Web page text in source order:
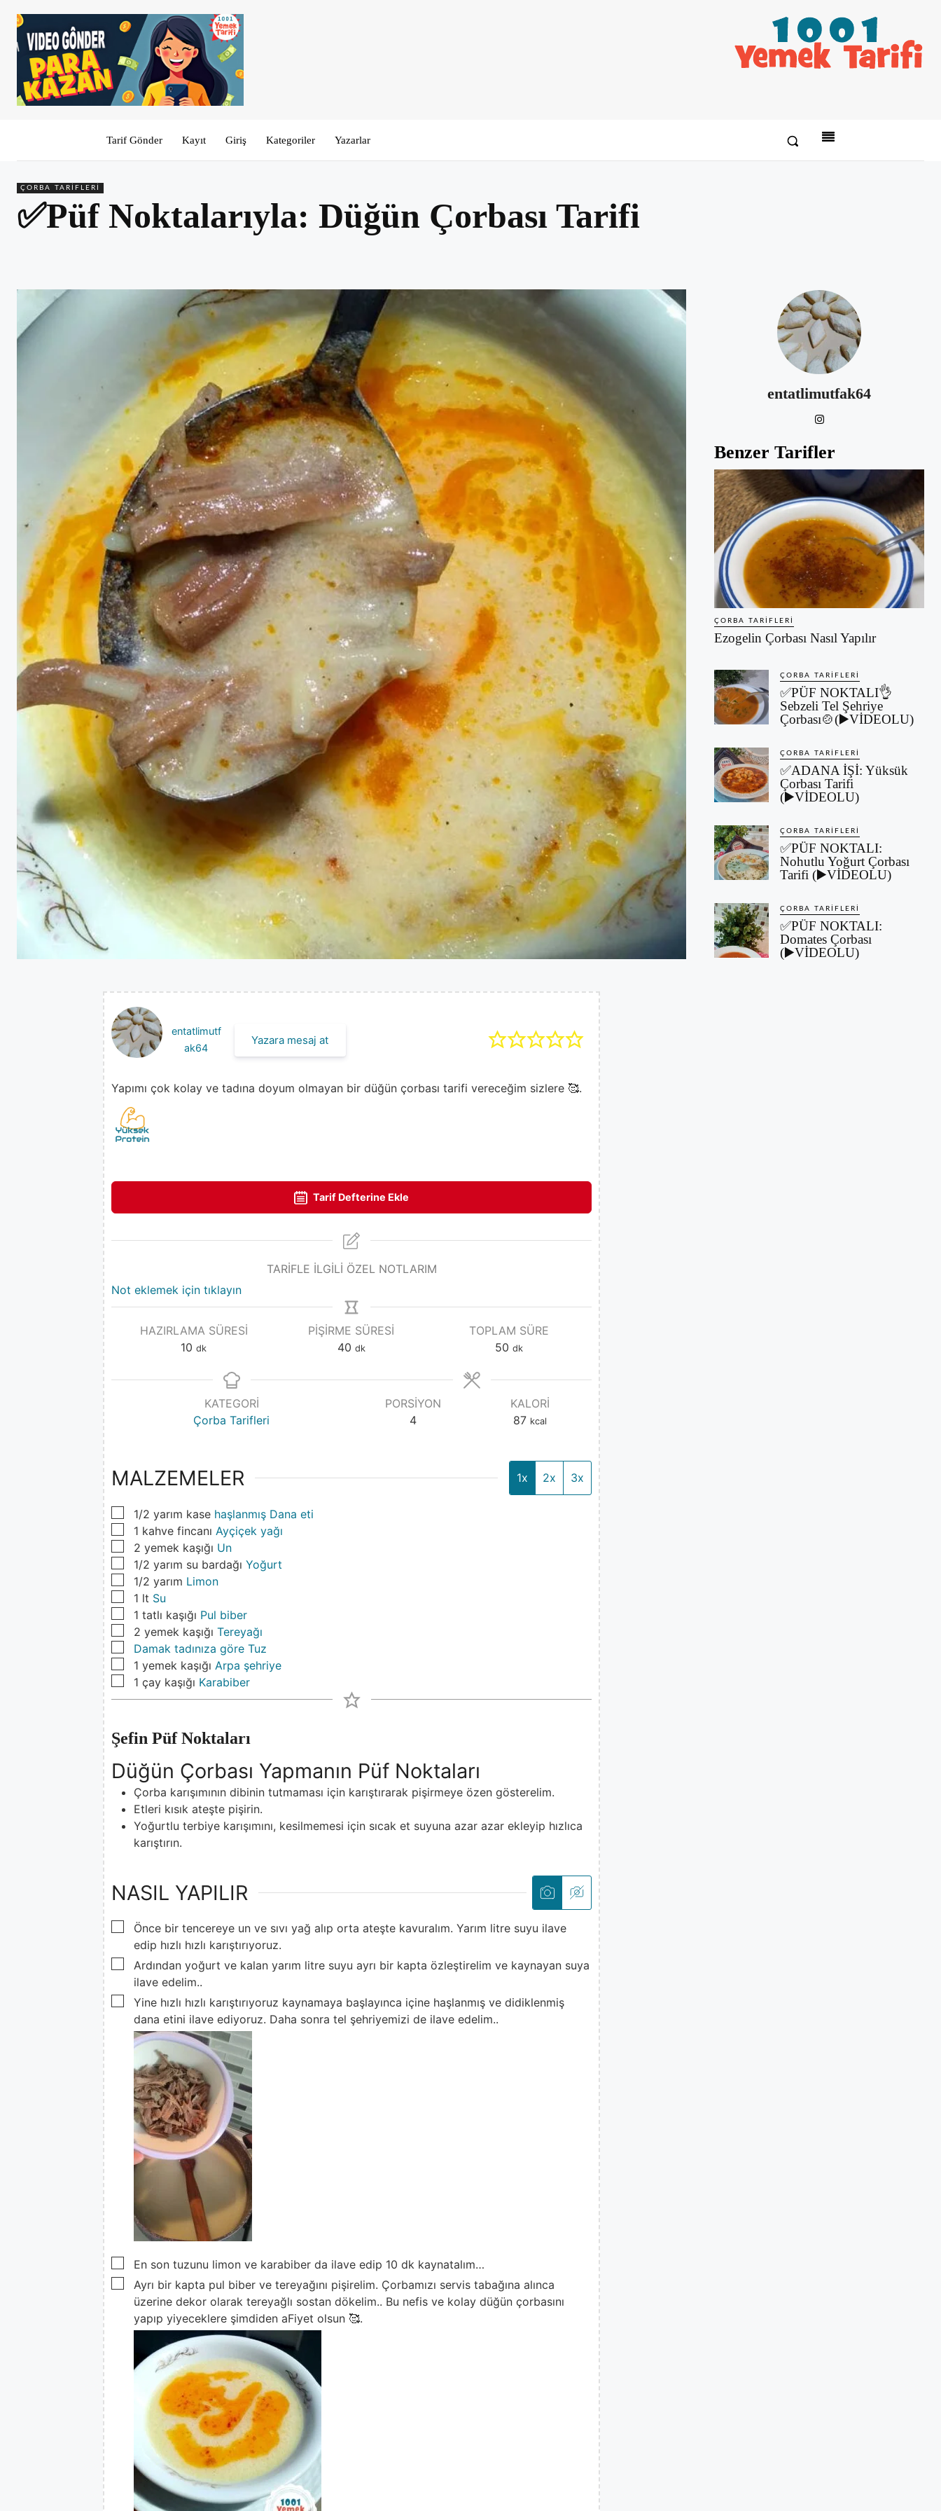
Tarif Gönder Kayıt Giriş Kategoriler Yazarlar
ÇORBA TARIFLERI
✅Püf Noktalarıyla: Düğün Çorbası Tarifi
entatlimutf
ak64
Yazara mesaj at
Yapımı çok kolay ve tadına doyum olmayan bir düğün çorbası tarifi vereceğim sizlere 🥰.
Tarif Defterine Ekle
TARİFLE İLGİLİ ÖZEL NOTLARIM
Not eklemek için tıklayın
HAZIRLAMA SÜRESI
10 dk
PIŞIRME SÜRESI
40 dk
TOPLAM SÜRE
50 dk
KATEGORI
Çorba Tarifleri
PORSIYON
4
KALORI
87 kcal
MALZEMELER 1x 2x 3x
▢
1/2 yarım kase haşlanmış Dana eti
▢
1 kahve fincanı Ayçiçek yağı
▢
2 yemek kaşığı Un
▢
1/2 yarım su bardağı Yoğurt
▢
1/2 yarım Limon
▢
1 lt Su
▢
1 tatlı kaşığı Pul biber
▢
2 yemek kaşığı Tereyağı
▢
Damak tadınıza göre Tuz
▢
1 yemek kaşığı Arpa şehriye
▢
1 çay kaşığı Karabiber
Şefin Püf Noktaları
Düğün Çorbası Yapmanın Püf Noktaları
Çorba karışımının dibinin tutmaması için karıştırarak pişirmeye özen gösterelim.
Etleri kısık ateşte pişirin.
Yoğurtlu terbiye karışımını, kesilmemesi için sıcak et suyuna azar azar ekleyip hızlıca
karıştırın.
NASIL YAPILIR
▢
Önce bir tencereye un ve sıvı yağ alıp orta ateşte kavuralım. Yarım litre suyu ilave
edip hızlı hızlı karıştırıyoruz.
▢
Ardından yoğurt ve kalan yarım litre suyu ayrı bir kapta özleştirelim ve kaynayan suya
ilave edelim..
▢
Yine hızlı hızlı karıştırıyoruz kaynamaya başlayınca içine haşlanmış ve didiklenmiş
dana etini ilave ediyoruz. Daha sonra tel şehriyemizi de ilave edelim..
▢
En son tuzunu limon ve karabiber da ilave edip 10 dk kaynatalım…
▢
Ayrı bir kapta pul biber ve tereyağını pişirelim. Çorbamızı servis tabağına alınca
üzerine dekor olarak tereyağlı sostan dökelim.. Bu nefis ve kolay düğün çorbasını
yapıp yiyeceklere şimdiden aFiyet olsun 🥰.
entatlimutfak64
Benzer Tarifler
ÇORBA TARIFLERI
Ezogelin Çorbası Nasıl Yapılır
ÇORBA TARIFLERI
✅PÜF NOKTALI👌
Sebzeli Tel Şehriye
Çorbası🍲(▶️VİDEOLU)
ÇORBA TARIFLERI
✅ADANA İŞİ: Yüksük
Çorbası Tarifi
(▶️VİDEOLU)
ÇORBA TARIFLERI
✅PÜF NOKTALI:
Nohutlu Yoğurt Çorbası
Tarifi (▶️VİDEOLU)
ÇORBA TARIFLERI
✅PÜF NOKTALI:
Domates Çorbası
(▶️VİDEOLU)